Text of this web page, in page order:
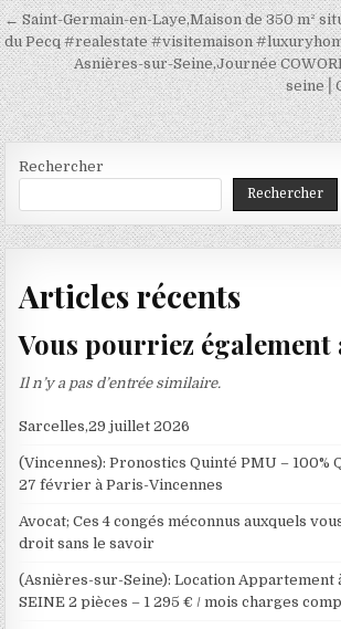
Navigation
de
l’article
← Saint-Germain-en-Laye,Maison de 350 m²
du Pecq #realestate #visitemaison
Asnières-sur-Seine,Journée
Rechercher
Rechercher
Articles récents
Vous pourriez également
Il n’y a pas d’entrée similaire.
Sarcelles,29 juillet 2026
(Vincennes): Pronostics Quinté PMU – 100%
27 février à Paris-Vincennes
Avocat; Ces 4 congés méconnus auxquels
droit sans le savoir
(Asnières-sur-Seine): Location Appartement
SEINE 2 pièces – 1 295 € / mois charges